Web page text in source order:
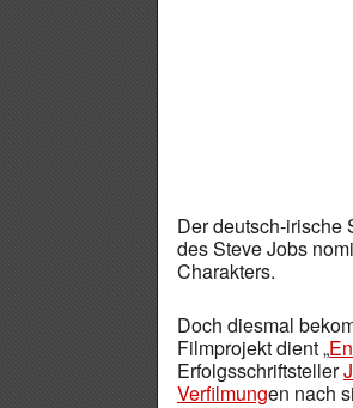
Der deutsch-irische
des Steve Jobs
Charakters.
Doch diesmal
Filmprojekt dient „
Erfolgsschriftsteller
Verfilmungen nach